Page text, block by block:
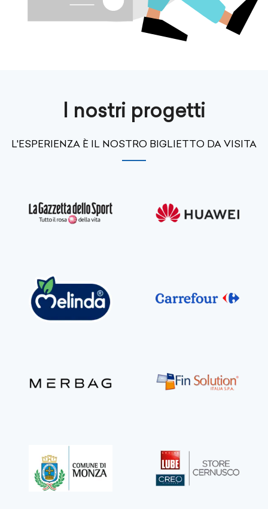
I nostri progetti
L'ESPERIENZA È IL NOSTRO BIGLIETTO DA VISITA